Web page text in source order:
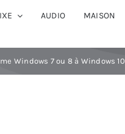
AUDIO MAISON
Windows 7 ou 8 à Windows 10